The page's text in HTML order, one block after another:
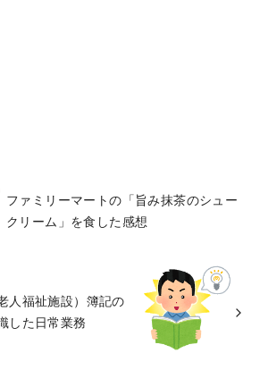
ファミリーマートの「旨み抹茶のシュー
クリーム」を食した感想
人福祉施設）簿記の
た日常業務